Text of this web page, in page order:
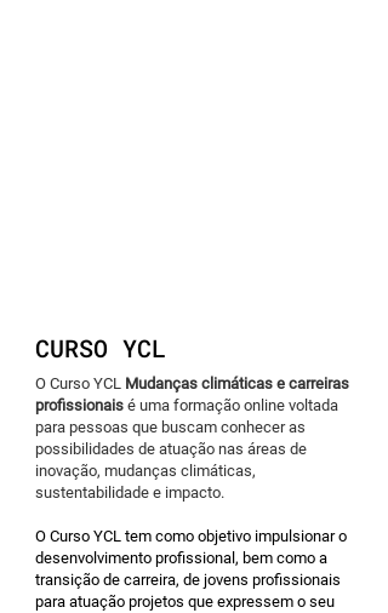
CURSO YCL
O Curso YCL Mudanças climáticas e carreiras
profissionais é uma formação online voltada
para pessoas que buscam conhecer as
possibilidades de atuação nas áreas de
inovação, mudanças climáticas,
sustentabilidade e impacto.
O Curso YCL tem como objetivo impulsionar o
desenvolvimento profissional, bem como a
transição de carreira, de jovens profissionais
para atuação projetos que expressem o seu